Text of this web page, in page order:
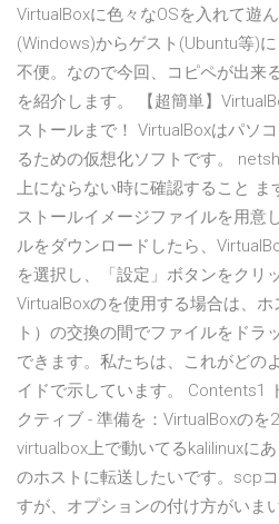
VirtualBoxに色々なOSを入れて遊
(Windows)からゲスト(Ubuntu等)
不便。なので今回、コピペが出来
を紹介します。 【超簡単】
ストールまで！ VirtualBoxはパソ
るための仮想化ソフトです。
上にならない時に確認すること ま
ストールイメージファイルを用意
ルをダウンロードしたら、
を選択し、「設定」ボタンをクリ
VirtualBoxのを使用する場合は、
ト）の交換の間でファイルをドラ
できます。私たちは、これがどの
イドで示しています。 Contents1
クティブ - 準備を：VirtualBoxのを
virtualbox上で動いてるkalilinuxに
のホストに転送したいです。scp
すが、オプションの付け方がいま